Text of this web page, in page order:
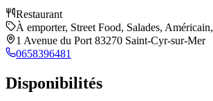
Restaurant
À emporter, Street Food, Salades,
1 Avenue du Port 83270 Saint-Cyr-sur-Mer
0658396481
Disponibilités